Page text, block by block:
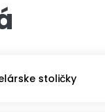
stoličky